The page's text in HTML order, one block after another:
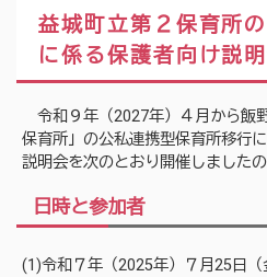
益城町立第２保育所
に係る保護者向け説
令和９年（2027年）４月から飯
保育所」の公私連携型保育所移行
説明会を次のとおり開催しました
日時と参加者
(1)令和７年（2025年）７月25日